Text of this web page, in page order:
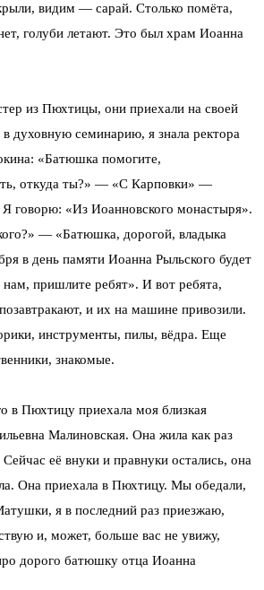
видим — сарай. Столько помёта,
голуби летают. Это был храм Иоанна
из Пюхтицы, они приехали на своей
духовную семинарию, я знала ректора
«Батюшка помогите,
откуда ты?» — «С Карповки» —
говорю: «Из Иоанновского монастыря».
— «Батюшка, дорогой, владыка
в день памяти Иоанна Рыльского будет
пришлите ребят». И вот ребята,
и их на машине привозили.
инструменты, пилы, вёдра. Еще
знакомые.
в Пюхтицу приехала моя близкая
Малиновская. Она жила как раз
её внуки и правнуки остались, она
Она приехала в Пюхтицу. Мы обедали,
я в последний раз приезжаю,
и, может, больше вас не увижу,
дорого батюшку отца Иоанна